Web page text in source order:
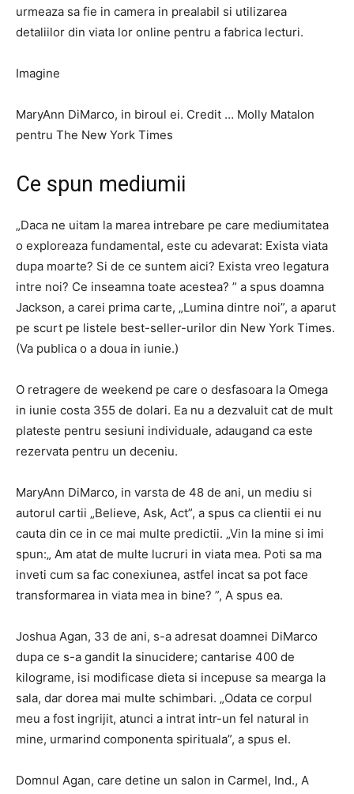
urmeaza sa fie in camera in prealabil si utilizarea
detaliilor din viata lor online pentru a fabrica lecturi.
Imagine
MaryAnn DiMarco, in biroul ei. Credit … Molly Matalon
pentru The New York Times
Ce spun mediumii
„Daca ne uitam la marea intrebare pe care mediumitatea
o exploreaza fundamental, este cu adevarat: Exista viata
dupa moarte? Si de ce suntem aici? Exista vreo legatura
intre noi? Ce inseamna toate acestea? ” a spus doamna
Jackson, a carei prima carte, „Lumina dintre noi”, a aparut
pe scurt pe listele best-seller-urilor din New York Times.
(Va publica o a doua in iunie.)
O retragere de weekend pe care o desfasoara la Omega
in iunie costa 355 de dolari. Ea nu a dezvaluit cat de mult
plateste pentru sesiuni individuale, adaugand ca este
rezervata pentru un deceniu.
MaryAnn DiMarco, in varsta de 48 de ani, un mediu si
autorul cartii „Believe, Ask, Act”, a spus ca clientii ei nu
cauta din ce in ce mai multe predictii. „Vin la mine si imi
spun:„ Am atat de multe lucruri in viata mea. Poti sa ma
inveti cum sa fac conexiunea, astfel incat sa pot face
transformarea in viata mea in bine? ”, A spus ea.
Joshua Agan, 33 de ani, s-a adresat doamnei DiMarco
dupa ce s-a gandit la sinucidere; cantarise 400 de
kilograme, isi modificase dieta si incepuse sa mearga la
sala, dar dorea mai multe schimbari. „Odata ce corpul
meu a fost ingrijit, atunci a intrat intr-un fel natural in
mine, urmarind componenta spirituala”, a spus el.
Domnul Agan, care detine un salon in Carmel, Ind., A